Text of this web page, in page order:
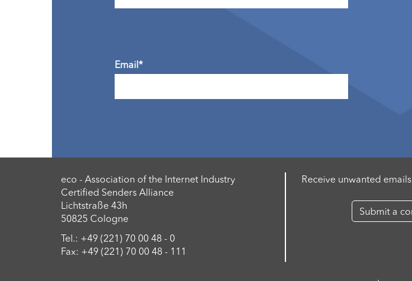
Email*
eco - Association of the Internet Industry
Certified Senders Alliance
Lichtstraße 43h
50825 Cologne
Tel.: +49 (221) 70 00 48 - 0
Fax: +49 (221) 70 00 48 - 111
Receive unwanted
Submit a